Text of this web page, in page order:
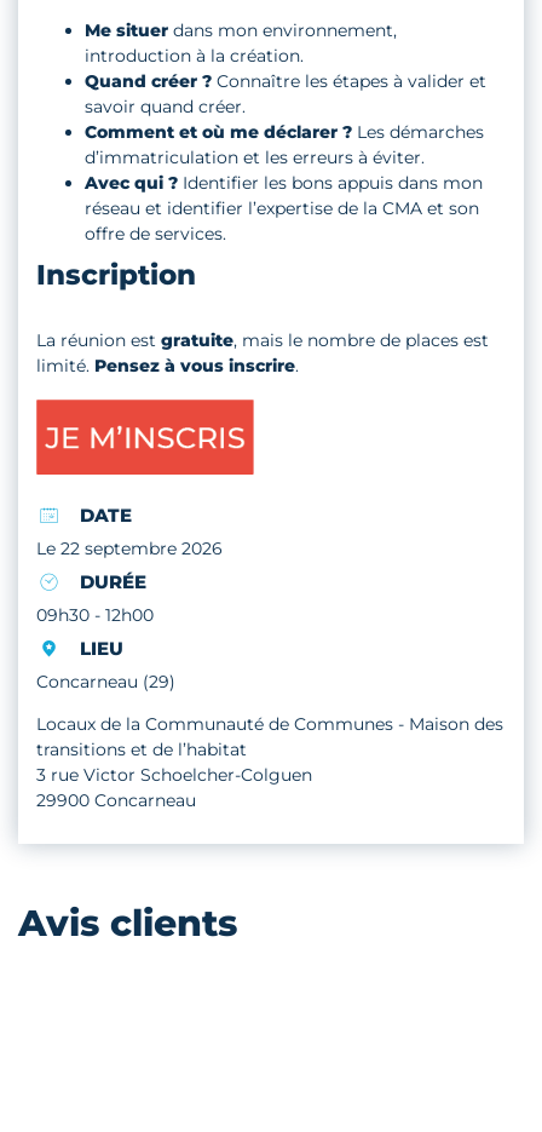
Me situer dans mon environnement,
introduction à la création.
Quand créer ? Connaître les étapes à valider et
savoir quand créer.
Comment et où me déclarer ? Les démarches
d’immatriculation et les erreurs à éviter.
Avec qui ? Identifier les bons appuis dans mon
réseau et identifier l’expertise de la CMA et son
offre de services.
Inscription
La réunion est gratuite, mais le nombre de places est
limité. Pensez à vous inscrire.
DATE
Le 22 septembre 2026
DURÉE
09h30 - 12h00
LIEU
Concarneau (29)
Locaux de la Communauté de Communes - Maison des
transitions et de l’habitat
3 rue Victor Schoelcher-Colguen
29900 Concarneau
Avis clients